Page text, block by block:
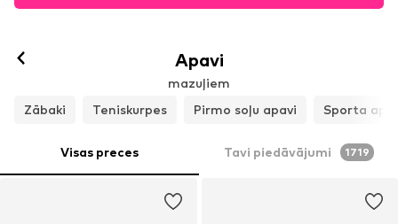
Apavi
mazuļiem
Zābaki
Teniskurpes Pirmo soļu apavi Sporta
Visas preces Tavi piedāvājumi 1719